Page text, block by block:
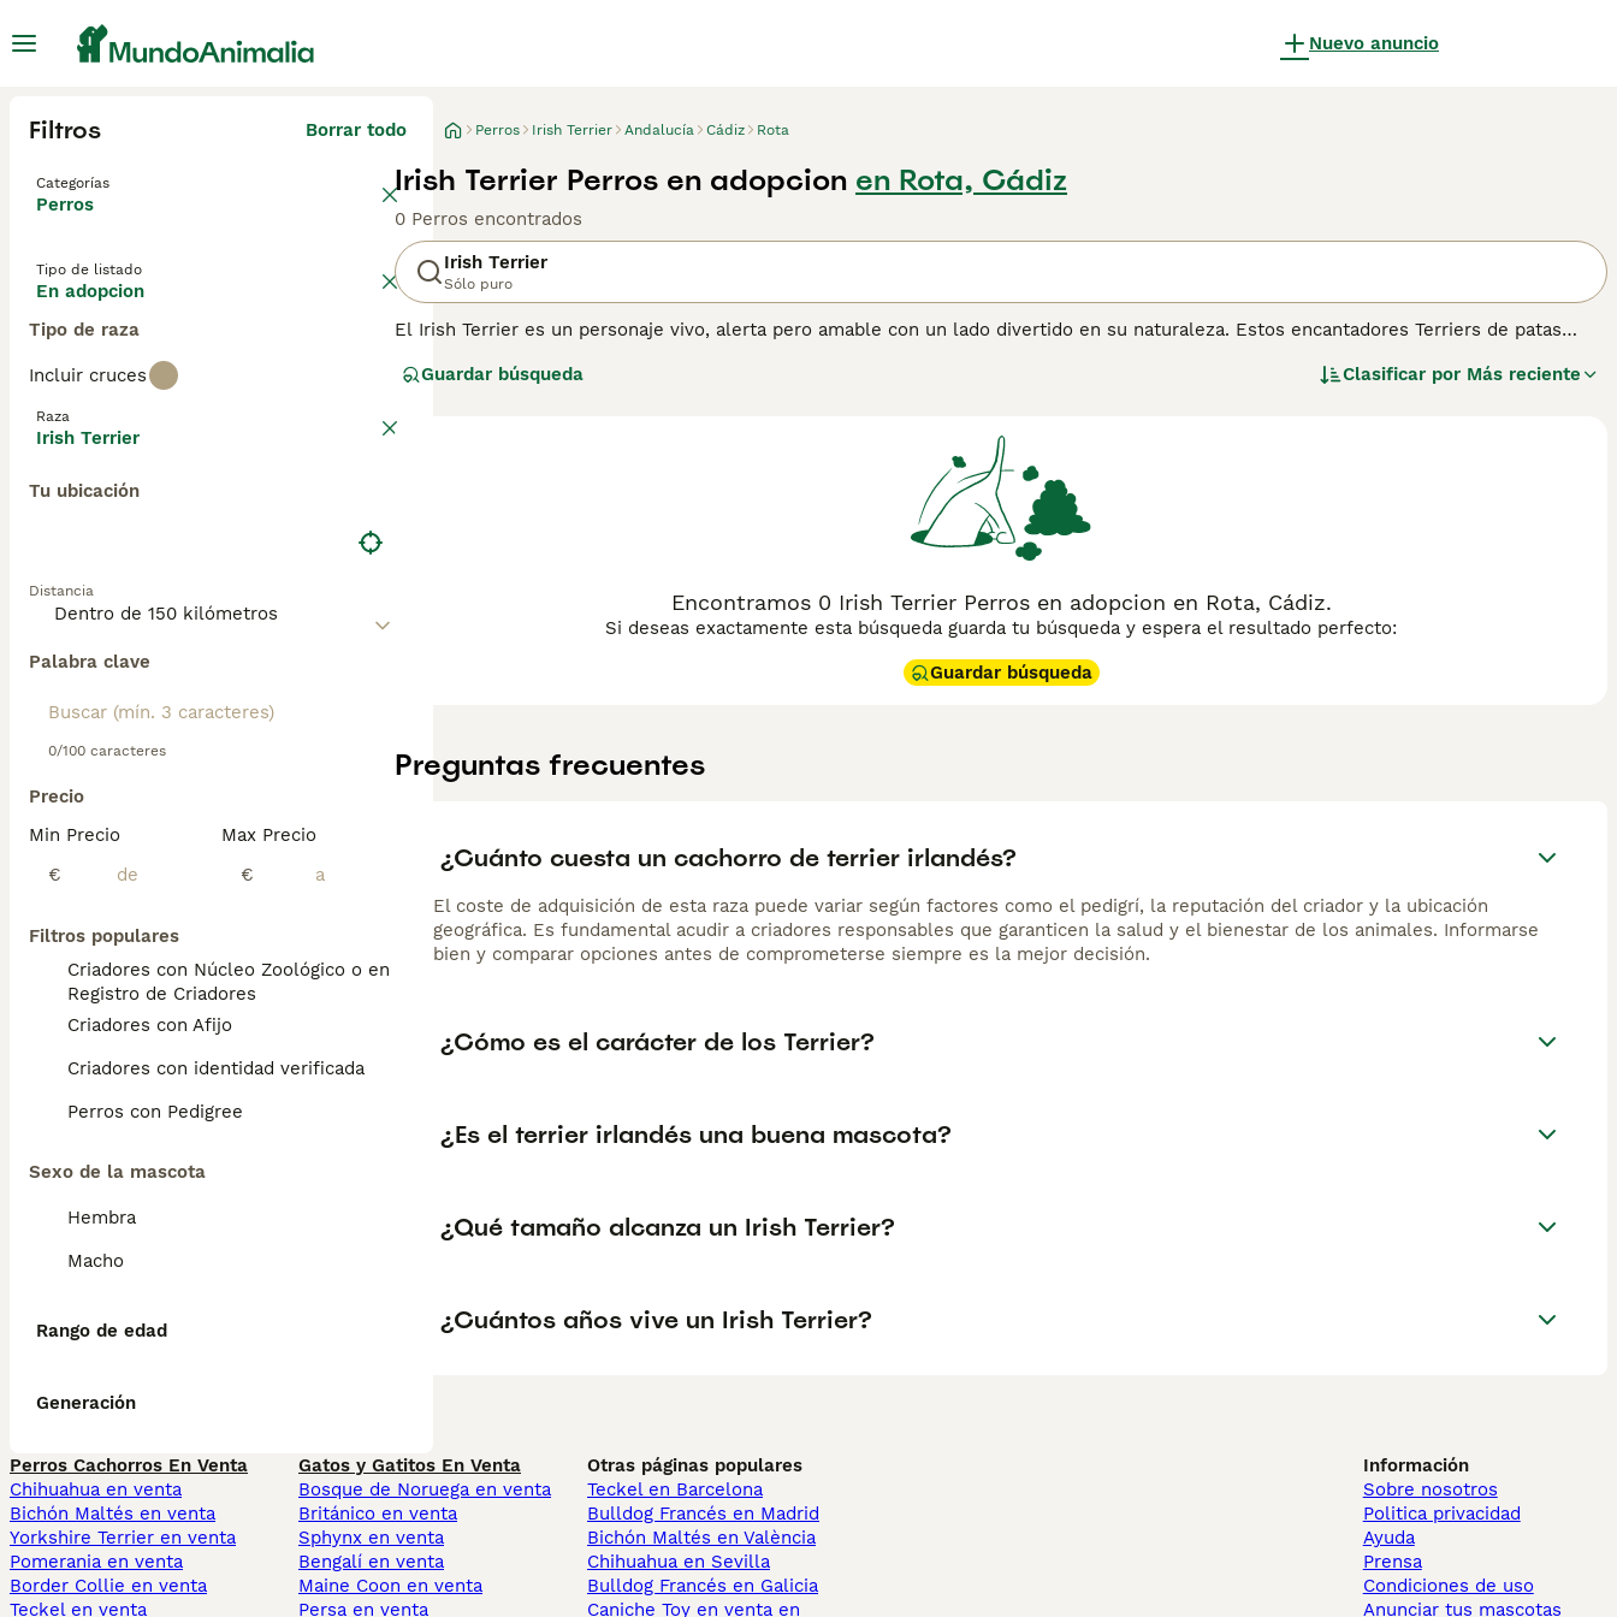
Nuevo anuncio
Filtros Borrar todo
Categorías
Perros
Tipo de listado
En adopcion
Tipo de raza
Incluir cruces
Raza
Irish Terrier
Tu ubicación
Distancia
Palabra clave
0/100 caracteres
Precio
Min Precio
€
Max Precio
€
Filtros populares
Criadores con Núcleo Zoológico o en el
Registro de Criadores
Criadores con Afijo
Criadores con identidad verificada
Perros con Pedigree
Sexo de la mascota
Hembra
Macho
Rango de edad
Generación
Perros Irish Terrier Andalucía Cádiz Rota
Irish Terrier Perros en adopcion en Rota, Cádiz
0 Perros encontrados
Irish Terrier
Sólo puro
El Irish Terrier es un personaje vivo, alerta pero amable con un lado divertido en su naturaleza. Estos encantadores Terriers de patas
estado de ánimo de una persona, que es otra de sus muchas características entrañables. Sin embargo, el Irish Terrier está clasificado
pesar de que son maravillosos compañeros y mascotas de la familia.
para obtener información sobre esta raza de perro.
Guardar búsqueda Clasificar por Más reciente
Encontramos 0 Irish Terrier Perros en adopcion en Rota, Cádiz.
Si deseas exactamente esta búsqueda guarda tu búsqueda y espera el resultado perfecto:
Guardar búsqueda
Preguntas frecuentes
¿Cuánto cuesta un cachorro de terrier irlandés?
El coste de adquisición de esta raza puede variar según factores como el pedigrí, la reputación del criador y la ubicación
geográfica. Es fundamental acudir a criadores responsables que garanticen la salud y el bienestar de los animales. Informarse
bien y comparar opciones antes de comprometerse siempre es la mejor decisión.
¿Cómo es el carácter de los Terrier?
¿Es el terrier irlandés una buena mascota?
¿Qué tamaño alcanza un Irish Terrier?
¿Cuántos años vive un Irish Terrier?
Perros Cachorros En Venta
Chihuahua en venta
Bichón Maltés en venta
Yorkshire Terrier en venta
Pomerania en venta
Border Collie en venta
Teckel en venta
Gatos y Gatitos En Venta
Bosque de Noruega en venta
Británico en venta
Sphynx en venta
Bengalí en venta
Maine Coon en venta
Persa en venta
Otras páginas populares
Teckel en Barcelona
Bulldog Francés en Madrid
Bichón Maltés en València
Chihuahua en Sevilla
Bulldog Francés en Galicia
Caniche Toy en venta en
Información
Sobre nosotros
Politica privacidad
Ayuda
Prensa
Condiciones de uso
Anunciar tus mascotas